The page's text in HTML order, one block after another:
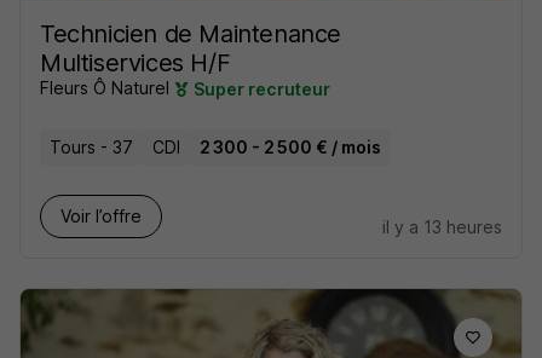
Technicien de Maintenance
Multiservices H/F
Fleurs Ô Naturel Super recruteur
Tours - 37 CDI 2 300 - 2 500 € / mois
Voir l’offre
il y a 13 heures